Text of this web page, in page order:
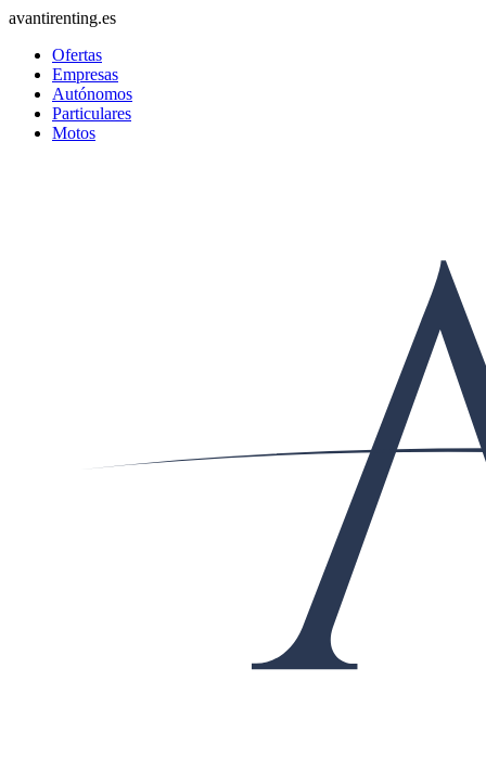
avantirenting.es
Ofertas
Empresas
Autónomos
Particulares
Motos